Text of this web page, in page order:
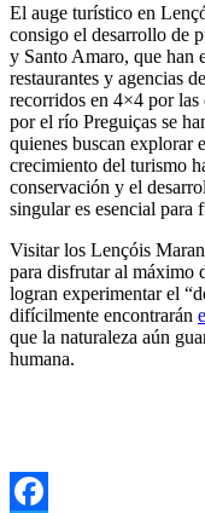
El auge turístico en
consigo el desarrollo de
y Santo Amaro, que han
restaurantes y agencias
recorridos en 4×4 por las
por el río Preguiças se
quienes buscan explorar
crecimiento del turismo
conservación y el
singular es esencial para
Visitar los Lençóis
para disfrutar al máximo
logran experimentar el
difícilmente encontrarán
que la naturaleza aún
humana.